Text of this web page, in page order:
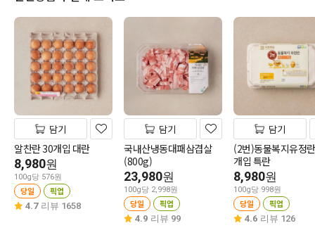
담기
알찬란 30개입 대란
8,980원
100g당 576원
당일 픽업
4.7 리뷰 1658
담기
국내산냉동대패삼겹살
(800g)
23,980원
100g당 2,998원
당일 픽업
4.9 리뷰 99
담기
(2번)동물복지유정
개입 특란
8,980원
100g당 998원
당일 픽업
4.6 리뷰 126